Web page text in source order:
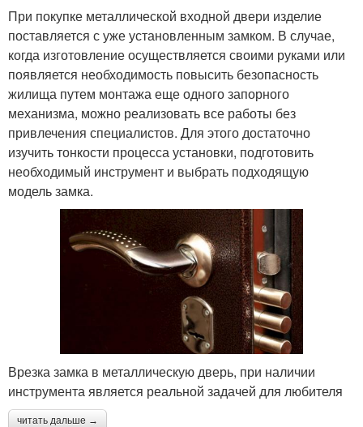
При покупке металлической входной двери изделие
поставляется с уже установленным замком. В случае,
когда изготовление осуществляется своими руками или
появляется необходимость повысить безопасность
жилища путем монтажа еще одного запорного
механизма, можно реализовать все работы без
привлечения специалистов. Для этого достаточно
изучить тонкости процесса установки, подготовить
необходимый инструмент и выбрать подходящую
модель замка.
Врезка замка в металлическую дверь, при наличии
инструмента является реальной задачей для любителя
читать дальше →